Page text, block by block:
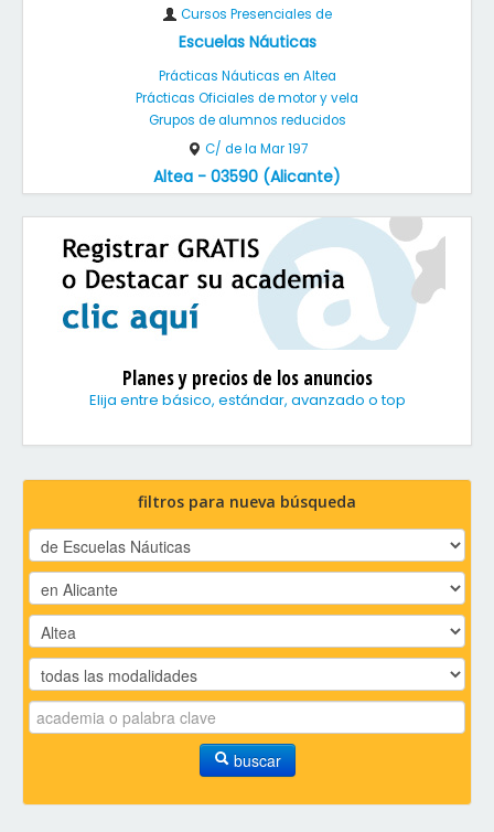
Cursos Presenciales de
Escuelas Náuticas
Prácticas Náuticas en Altea
Prácticas Oficiales de motor y vela
Grupos de alumnos reducidos
C/ de la Mar 197
Altea - 03590 (Alicante)
Planes y precios de los anuncios
Elija entre básico, estándar, avanzado o top
filtros para nueva búsqueda
buscar